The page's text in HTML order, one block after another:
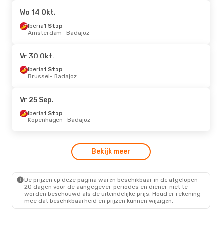
Badajoz- Amsterdam
Di 8 Sep.- Di 15 Sep.
Iberia1 Stop
Badajoz
Wo 14 Okt.
Iberia1 Stop
Amsterdam- Badajoz
Vr 30 Okt.
Iberia1 Stop
Brussel- Badajoz
Vr 25 Sep.
Iberia1 Stop
Kopenhagen- Badajoz
Bekijk meer
De prijzen op deze pagina waren beschikbaar in de afgelopen
20 dagen voor de aangegeven periodes en dienen niet te
worden beschouwd als de uiteindelijke prijs. Houd er rekening
mee dat beschikbaarheid en prijzen kunnen wijzigen.